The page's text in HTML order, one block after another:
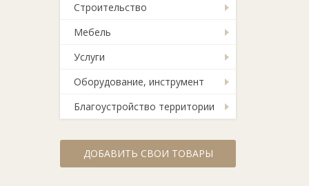
Строительство
Мебель
Услуги
Оборудование, инструмент
Благоустройство территории
ДОБАВИТЬ СВОИ ТОВАРЫ